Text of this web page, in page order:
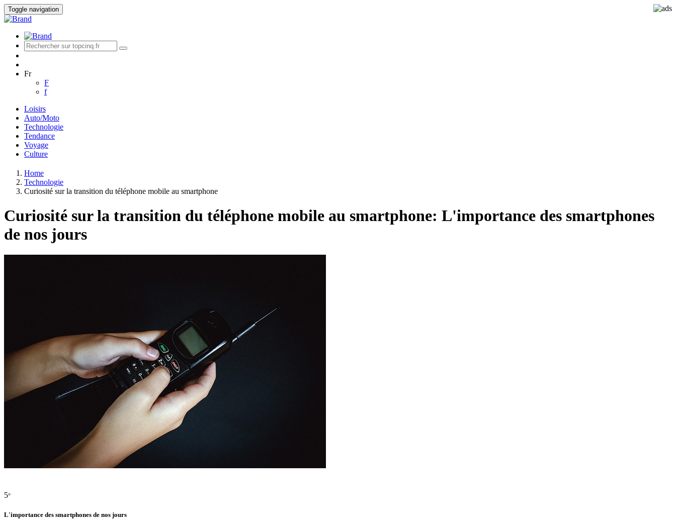
Toggle navigation
Fr
F
f
Loisirs
Auto/Moto
Technologie
Tendance
Voyage
Culture
Home
Technologie
Curiosité sur la transition du téléphone mobile au smartphone
Curiosité sur la transition du téléphone mobile au smartphone: L'importance des smartphones
de nos jours
5°
L'importance des smartphones de nos jours